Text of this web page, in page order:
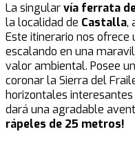
La singularvía ferrata
la localidad de Castalla,
Este itinerario nos ofrece
escalando en una
valor ambiental. Posee
coronar la Sierra del
horizontales
dará una agradable
rápeles de 25 metros!